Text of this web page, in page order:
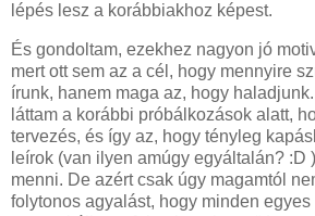
lépés lesz a korábbiakhoz képest.
És gondoltam, ezekhez nagyon jó
mert ott sem az a cél, hogy mennyire
írunk, hanem maga az, hogy
láttam a korábbi próbálkozások alatt,
tervezés, és így az, hogy tényleg
leírok (van ilyen amúgy egyáltalán? :D
menni. De azért csak úgy magamtól
folytonos agyalást, hogy minden